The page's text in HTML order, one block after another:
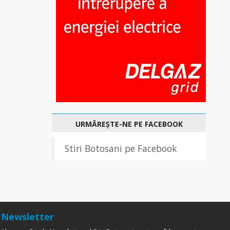
URMĂREȘTE-NE PE FACEBOOK
Stiri Botosani pe Facebook
Newsletter